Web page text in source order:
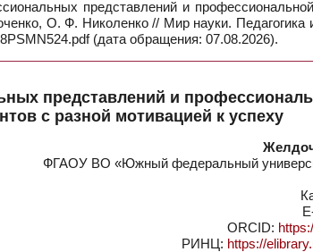
представлений и
О. Ф. Николенко // Мир науки.
(дата обращения: 07.08.2026).
представлений и
с разной мотивацией к успеху
ФГАОУ ВО «Южный федеральный
ORCID:
РИНЦ: https://